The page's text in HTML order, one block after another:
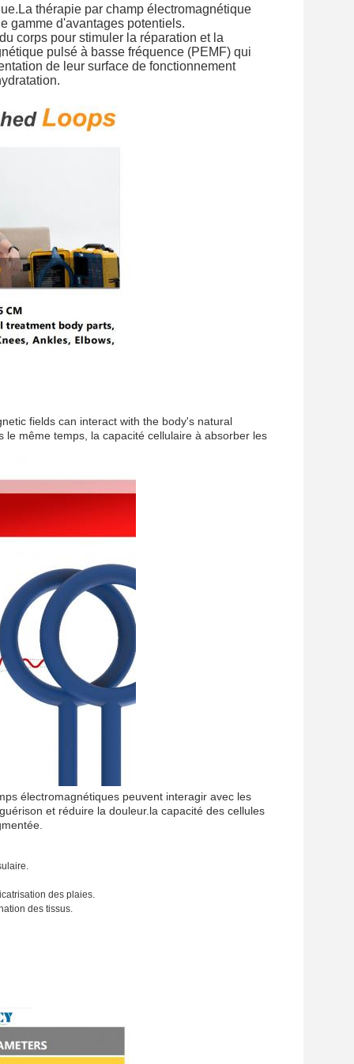
La thérapie par champ électromagnétique
gamme d'avantages potentiels.
corps pour stimuler la réparation et la
pulsé à basse fréquence (PEMF) qui
de leur surface de fonctionnement
fields can interact with the body's natural
même temps, la capacité cellulaire à absorber les
électromagnétiques peuvent interagir avec les
et réduire la douleur.la capacité des cellules
des plaies.
des tissus.